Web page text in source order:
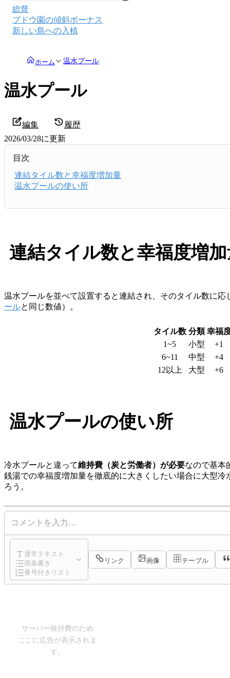
総督
ブドウ園の傾斜ボーナス
新しい島への入植
ホーム 温水プール
温水プール
編集
履歴
2026/03/28に更新
目次
連結タイル数と幸福度増加量
温水プールの使い所
連結タイル数と幸福度増
温水プールを並べて設置すると連結され、そのタイル数に
ールと同じ数値）。
タイル数 分類 幸福
1~5
小型
+1
6~11
中型
+4
12以上
大型 +6
温水プールの使い所
冷水プールと違って維持費（炭と労働者）が必要なので基本
銭湯での幸福度増加量を徹底的に大きくしたい場合に大型
ろう。
コメントを入力…
通常テキスト
箇条書き
番号付きリスト
リンク 画像 テーブル
サーバー維持費のため
ここに広告が表示されま
す。